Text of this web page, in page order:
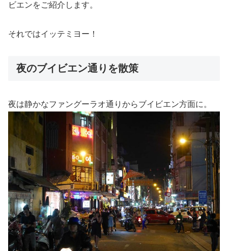
ビエンをご紹介します。
それではイッテミヨー！
夜のブイビエン通りを散策
夜は静かなファングーラオ通りからブイビエン方面に。